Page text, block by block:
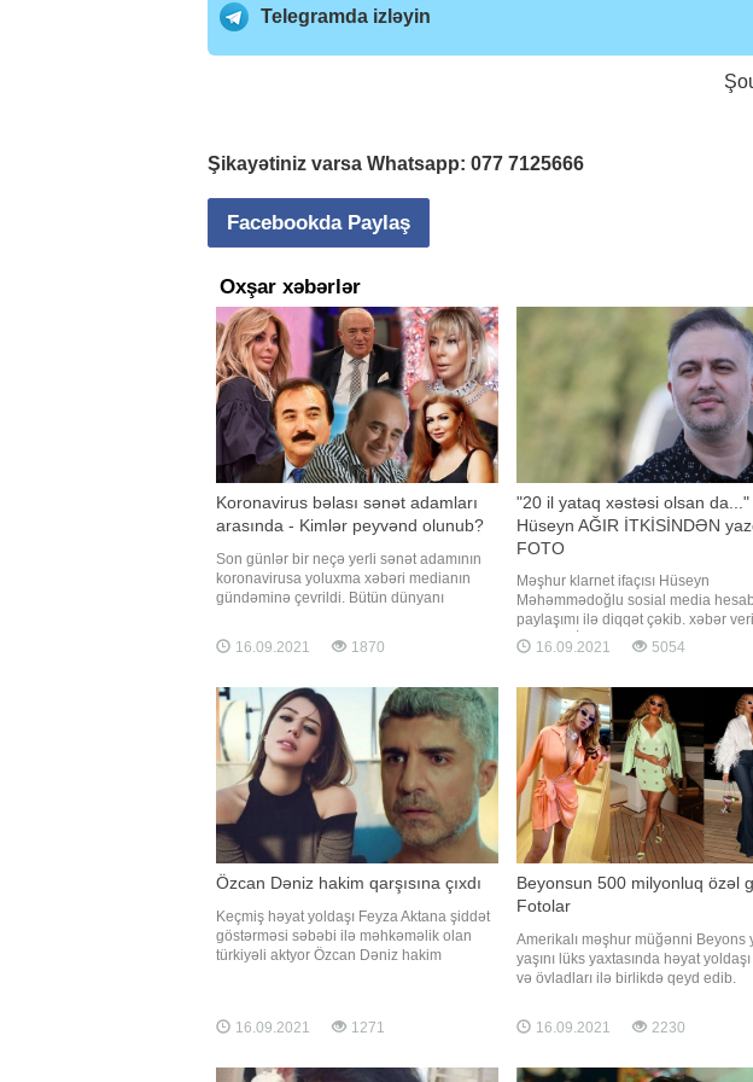
Telegramda izləyin
Şikayətiniz varsa Whatsapp: 077 7125666
Facebookda Paylaş
Oxşar xəbərlər
Koronavirus bəlası sənət adamları
arasında - Kimlər peyvənd olunub?
Son günlər bir neçə yerli sənət adamının
koronavirusa yoluxma xəbəri medianın
gündəminə çevrildi. Bütün dünyanı
sağalanları görsək də, çox təəssüf ki,
gözlənilməz şəkildə həyatını itirən
həmin sənətçilərin xəstəlikdən öncə
peyvən
16.09.2021 1870
"20 il yataq xəstəsi olsan da..."
Hüseyn AĞIR İTKİSİNDƏN
FOTO
Məşhur klarnet ifaçısı Hüseyn
Məhəmmədoğlu sosial media
paylaşımı ilə diqqət çəkib. xəbər
Hüseyn "İnstagram" hesabında bir
öncə dünyasını dəyişən anası ilə
ana həm də ata oldun. Allah səni
müjdələsin
16.09.2021 5054
Özcan Dəniz hakim qarşısına çıxdı
Keçmiş həyat yoldaşı Feyza Aktana şiddət
göstərməsi səbəbi ilə məhkəməlik olan
türkiyəli aktyor Özcan Dəniz hakim
bildirib:. "Övladımın qəyyumluğunu
16.09.2021 1271
Beyonsun 500 milyonluq özəl
Fotolar
Amerikalı məşhur müğənni Beyons
yaşını lüks yaxtasında həyat
və övladları ilə birlikdə qeyd edib.
verir ki, ifaçının 40 yaşı tamam olub.
milyon dollarlıq yaxta ilə səyahətə
Kirayəsi həftəlik 4 milyon dollar
16.09.2021 2230